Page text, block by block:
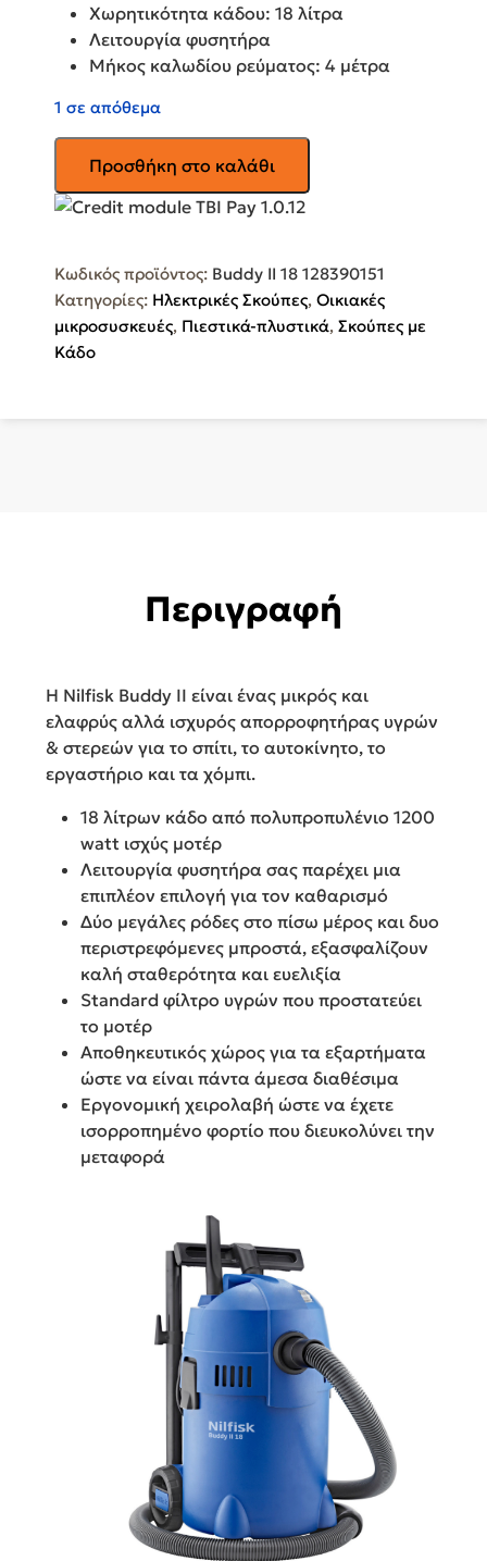
Χωρητικότητα κάδου: 18 λίτρα
Λειτουργία φυσητήρα
Μήκος καλωδίου ρεύματος: 4 μέτρα
1 σε απόθεμα
NILFISK
Cleaner
/
Στερεών
1200W
Buddy
Προσθήκη στο καλάθι
Κωδικός προϊόντος: Buddy II 18 128390151
Κατηγορίες: Ηλεκτρικές Σκούπες, Οικιακές
μικροσυσκευές, Πιεστικά-πλυστικά, Σκούπες με
Κάδο
Περιγραφή
Η Nilfisk Buddy II είναι ένας μικρός και
ελαφρύς αλλά ισχυρός απορροφητήρας υγρών
& στερεών για το σπίτι, το αυτοκίνητο, το
εργαστήριο και τα χόμπι.
18 λίτρων κάδο από πολυπροπυλένιο 1200
watt ισχύς μοτέρ
Λειτουργία φυσητήρα σας παρέχει μια
επιπλέον επιλογή για τον καθαρισμό
Δύο μεγάλες ρόδες στο πίσω μέρος και δυο
περιστρεφόμενες μπροστά, εξασφαλίζουν
καλή σταθερότητα και ευελιξία
Standard φίλτρο υγρών που προστατεύει
το μοτέρ
Αποθηκευτικός χώρος για τα εξαρτήματα
ώστε να είναι πάντα άμεσα διαθέσιμα
Εργονομική χειρολαβή ώστε να έχετε
ισορροπημένο φορτίο που διευκολύνει την
μεταφορά